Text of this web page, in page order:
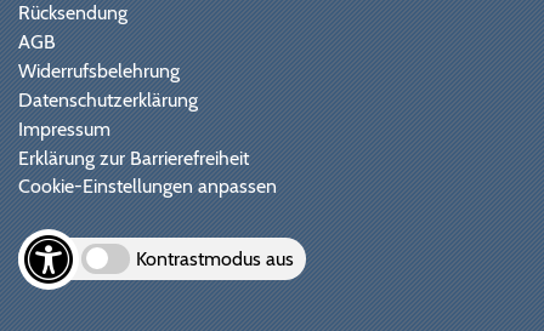
Rücksendung
AGB
Widerrufsbelehrung
Datenschutzerklärung
Impressum
Erklärung zur Barrierefreiheit
Cookie-Einstellungen anpassen
Kontrastmodus aus